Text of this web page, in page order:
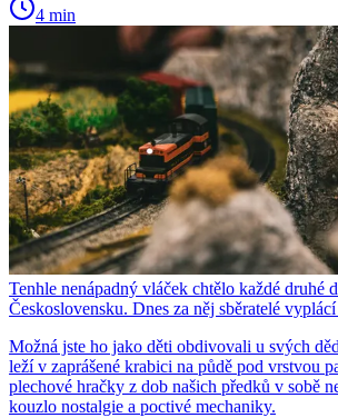
4 min
Tenhle nenápadný vláček chtělo každé druhé
Československu. Dnes za něj sběratelé
Možná jste ho jako děti obdivovali u svých
leží v zaprášené krabici na půdě pod vrstvou
plechové hračky z dob našich předků v sobě
kouzlo nostalgie a poctivé mechaniky.